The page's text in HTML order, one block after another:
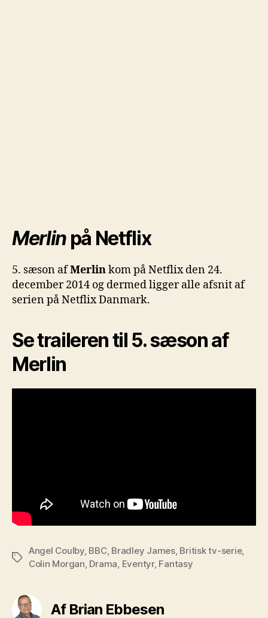
Merlin på Netflix
5. sæson afMerlinkom på Netflix den 24.
december 2014 og dermed ligger alle afsnit af
serien på Netflix Danmark.
Se traileren til 5. sæson af
Merlin
Tags
Angel Coulby, BBC, Bradley James, Britisk tv-serie,
Colin Morgan Drama Eventyr, Fantasy
Af Brian Ebbesen